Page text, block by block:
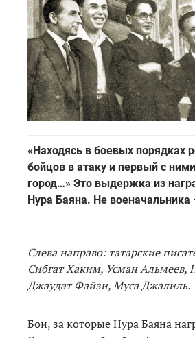
«Находясь в боевых порядках
бойцов в атаку и первый с
город…» Это выдержка из
Нура Баяна. Не военачальника
Слева направо: татарские
Сибгат Хаким, Усман Альмеев,
Джаудат Файзи, Муса Джалиль.
Бои, за которые Нура Баяна